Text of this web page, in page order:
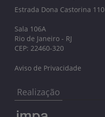
Estrada Dona Castorina 110
Sala 106A
Rio de Janeiro - RJ
CEP: 22460-320
Aviso de Privacidade
Realização